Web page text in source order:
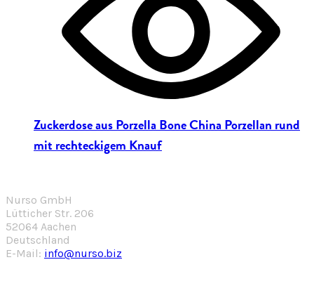
Zuckerdose aus Porzella Bone China Porzellan rund
mit rechteckigem Knauf
Nurso GmbH
Lütticher Str. 206
52064 Aachen
Deutschland
E-Mail: info@nurso.biz